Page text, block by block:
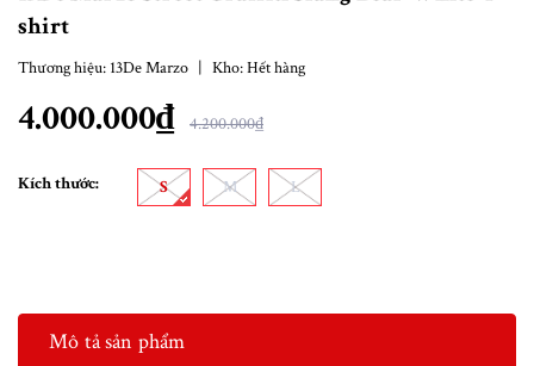
shirt
Thương hiệu: 13De Marzo | Kho:Hết hàng
4.000.000₫ 4.200.000₫
Kích thước: S M L
Mô tả sản phẩm